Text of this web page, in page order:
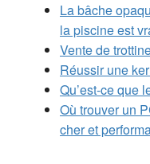
La bâche
la piscine est
Vente de
Réussir une
Qu’est-ce que
Où trouver un
cher et